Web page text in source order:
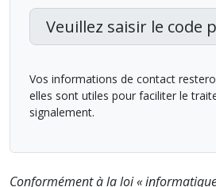
Vos informations de contact
elles sont utiles pour faciliter le
signalement.
Conformément à la loi «